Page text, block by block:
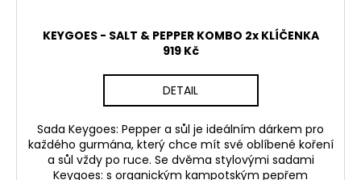
KEYGOES - SALT & PEPPER KOMBO 2x KLÍČENKA
919 Kč
DETAIL
Sada Keygoes: Pepper a sůl je ideálním dárkem pro
každého gurmána, který chce mít své oblíbené koření
a sůl vždy po ruce. Se dvěma stylovými sadami
Keygoes: s organickým kampotským pepřem